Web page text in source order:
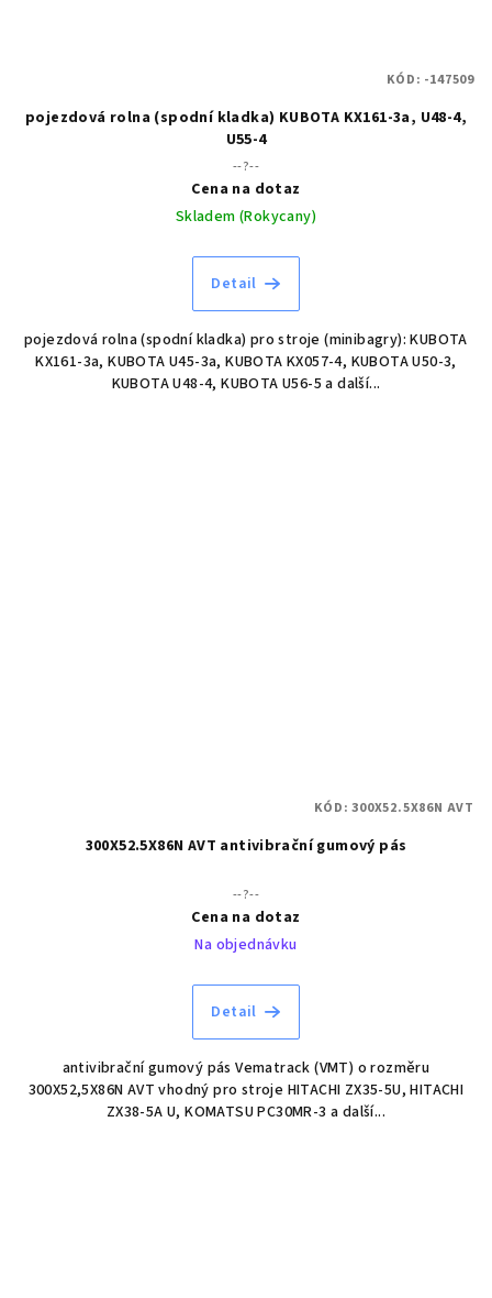
pojezdová rolna (spodní kladka) KUBOTA KX161-3a, U48-4,
U55-4
--?--
Cena na dotaz
Skladem (Rokycany)
Detail
pojezdová rolna (spodní kladka) pro stroje (minibagry): KUBOTA
KX161-3a, KUBOTA U45-3a, KUBOTA KX057-4, KUBOTA U50-3,
KUBOTA U48-4, KUBOTA U56-5 a další...
KÓD: -147509
300X52.5X86N AVT antivibrační gumový pás
--?--
Cena na dotaz
Na objednávku
Detail
antivibrační gumový pás Vematrack (VMT) o rozměru
300X52,5X86N AVT vhodný pro stroje HITACHI ZX35-5U, HITACHI
ZX38-5A U, KOMATSU PC30MR-3 a další...
KÓD:300X52.5X86N AVT